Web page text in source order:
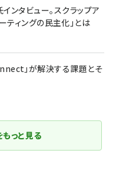
タビュー。スクラップア
ティングの民主化」とは
」が解決する課題とそ
っと見る